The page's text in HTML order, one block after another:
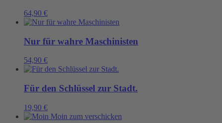
64,90 €
Nur für wahre Maschinisten
54,90 €
Für den Schlüssel zur Stadt.
19,90 €